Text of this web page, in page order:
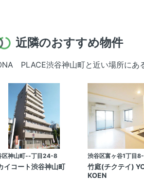
近隣のおすすめ物件
PLACE渋谷神山町と近い場所にあ
区神山町--丁目24-8
イコート渋谷神山町
渋谷区富ヶ谷1丁目
竹庭(チクテイ)
KOEN